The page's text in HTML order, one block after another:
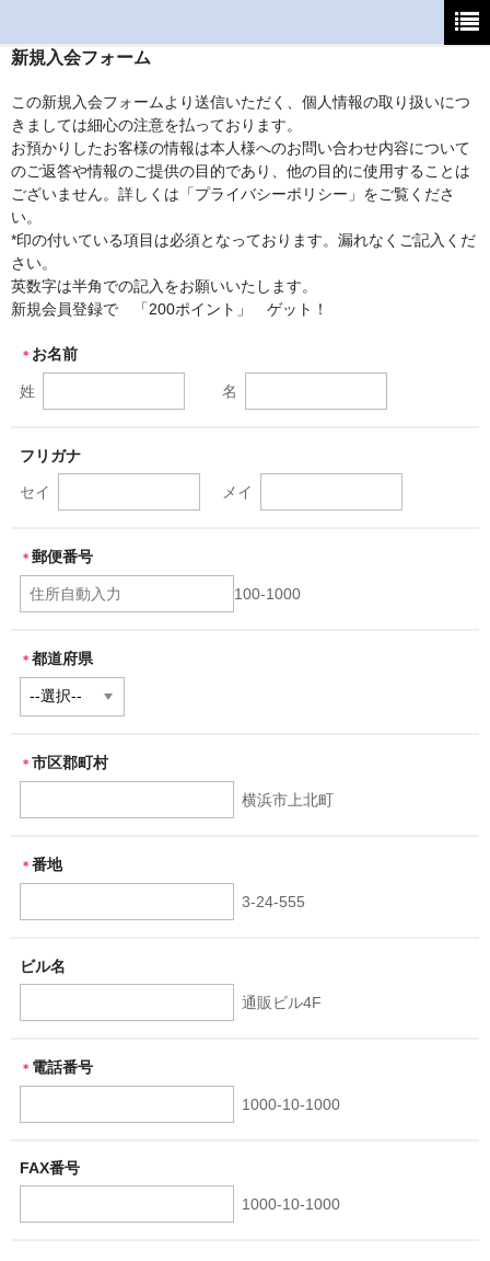
初めてご利用の方へ
支払・送料について
カート
新規入会フォーム
この新規入会フォームより送信いただく、個人情報の取り扱いにつ
きましては細心の注意を払っております。
お預かりしたお客様の情報は本人様へのお問い合わせ内容について
のご返答や情報のご提供の目的であり、他の目的に使用することは
ございません。詳しくは「プライバシーポリシー」をご覧くださ
い。
*印の付いている項目は必須となっております。漏れなくご記入くだ
さい。
英数字は半角での記入をお願いいたします。
新規会員登録で 「200ポイント」 ゲット！
＊ お名前
姓 名
フリガナ
セイ メイ
＊ 郵便番号
100-1000
＊ 都道府県
＊ 市区郡町村
横浜市上北町
＊ 番地
3-24-555
ビル名
通販ビル4F
＊ 電話番号
1000-10-1000
FAX番号
1000-10-1000